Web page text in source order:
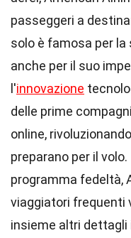
passeggeri a
solo è famosa per la
anche per il suo
l'innovazione
delle prime
online,
preparano per il
programma fedeltà,
viaggiatori frequenti
insieme altri